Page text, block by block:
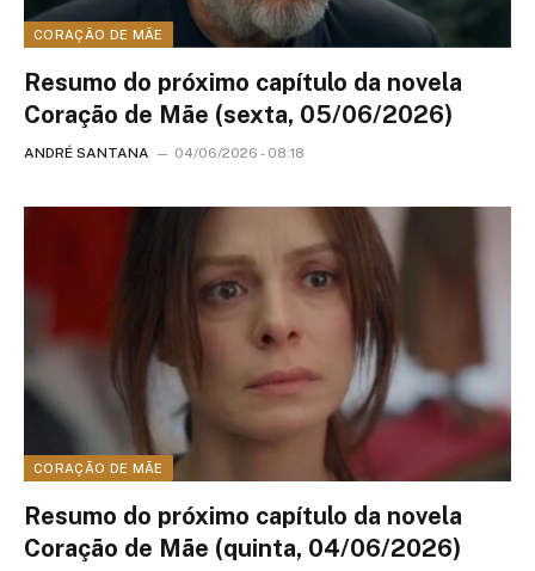
CORAÇÃO DE MÃE
Resumo do próximo capítulo da novela
Coração de Mãe (sexta, 05/06/2026)
ANDRÉ SANTANA 04/06/2026 - 08:18
CORAÇÃO DE MÃE
Resumo do próximo capítulo da novela
Coração de Mãe (quinta, 04/06/2026)